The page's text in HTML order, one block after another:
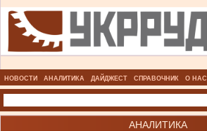
НОВОСТИ АНАЛИТИКА ДАЙДЖЕСТ СПРАВОЧНИК О НАС
АНАЛИТИКА